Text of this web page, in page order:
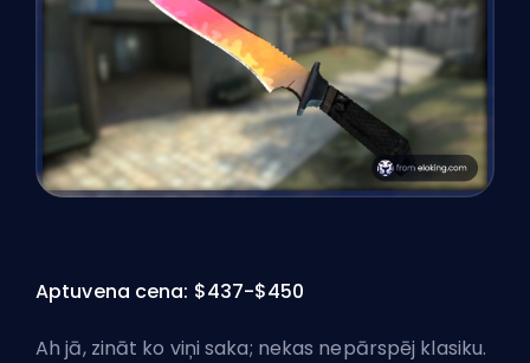
Aptuvena cena: $437-$450
Ah jā, zināt ko viņi saka; nekas nepārspēj klasiku.